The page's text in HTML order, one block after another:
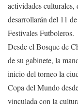
actividades culturales,
desarrollarán del 11
Festivales Futboleros.
Desde el Bosque de
de su gabinete, la
inicio del torneo la
Copa del Mundo
vinculada con la